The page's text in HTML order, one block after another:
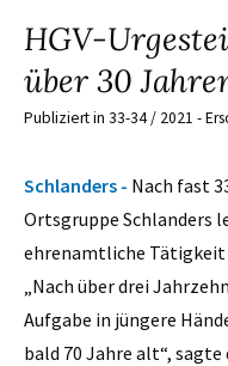
HGV-
über 30
Publiziert in 33-34 / 2021 -
Schlanders - Nach fast
Ortsgruppe Schlanders
ehrenamtliche Tätigkeit
„Nach über drei
Aufgabe in jüngere
bald 70 Jahre alt“,